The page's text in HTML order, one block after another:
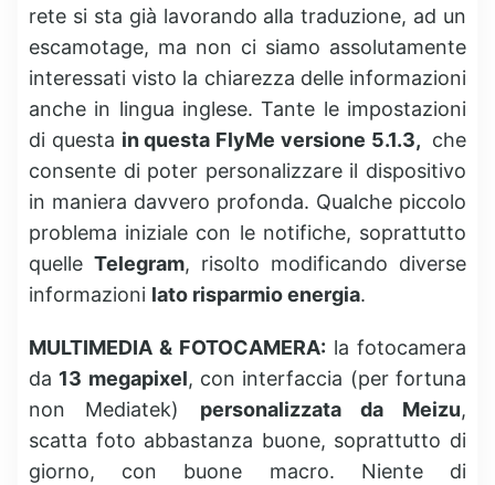
rete si sta già lavorando alla traduzione, ad un
escamotage, ma non ci siamo assolutamente
interessati visto la chiarezza delle informazioni
anche in lingua inglese. Tante le impostazioni
di questa in questa FlyMe versione 5.1.3, che
consente di poter personalizzare il dispositivo
in maniera davvero profonda. Qualche piccolo
problema iniziale con le notifiche, soprattutto
quelle Telegram, risolto modificando diverse
informazioni lato risparmio energia.
MULTIMEDIA & FOTOCAMERA: la fotocamera
da 13 megapixel, con interfaccia (per fortuna
non Mediatek) personalizzata da Meizu,
scatta foto abbastanza buone, soprattutto di
giorno, con buone macro. Niente di